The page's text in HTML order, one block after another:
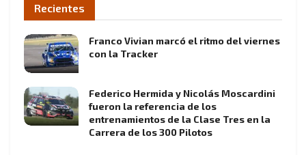
Recientes
Franco Vivian marcó el ritmo del viernes
con la Tracker
Federico Hermida y Nicolás Moscardini
fueron la referencia de los
entrenamientos de la Clase Tres en la
Carrera de los 300 Pilotos